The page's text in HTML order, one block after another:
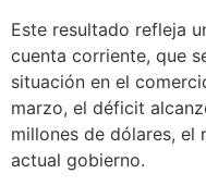
Este resultado refleja
cuenta corriente, que
situación en el
marzo, el déficit
millones de dólares, el
actual gobierno.